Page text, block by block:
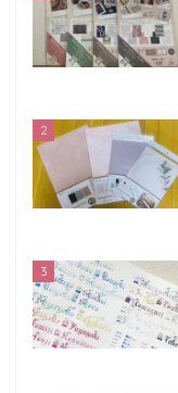
2
3